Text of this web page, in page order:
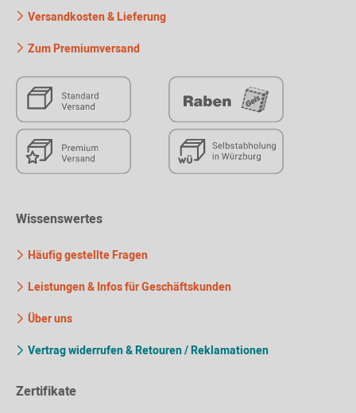
Versandkosten & Lieferung
Zum Premiumversand
Wissenswertes
Häufig gestellte Fragen
Leistungen & Infos für Geschäftskunden
Über uns
Vertrag widerrufen & Retouren / Reklamationen
Zertifikate